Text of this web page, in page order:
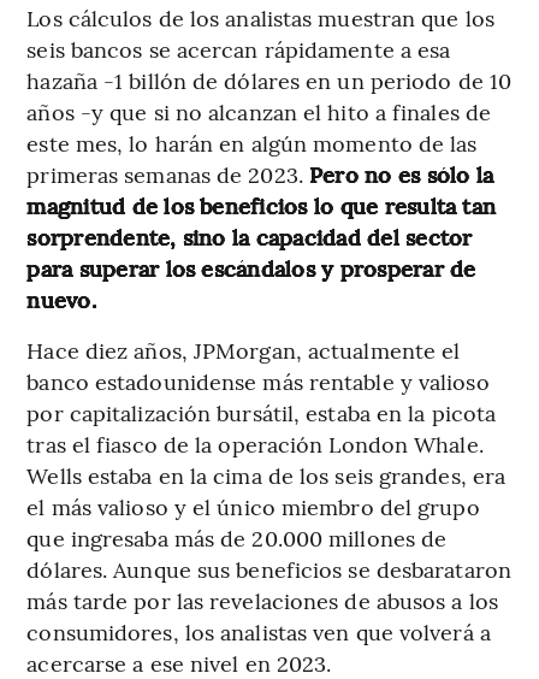
Los cálculos de los analistas muestran que los
seis bancos se acercan rápidamente a esa
hazaña -1 billón de dólares en un periodo de 10
años -y que si no alcanzan el hito a finales de
este mes, lo harán en algún momento de las
primeras semanas de 2023. Pero no es sólo la
magnitud de los beneficios lo que resulta tan
sorprendente, sino la capacidad del sector
para superar los escándalos y prosperar de
nuevo.
Hace diez años, JPMorgan, actualmente el
banco estadounidense más rentable y valioso
por capitalización bursátil, estaba en la picota
tras el fiasco de la operación London Whale.
Wells estaba en la cima de los seis grandes, era
el más valioso y el único miembro del grupo
que ingresaba más de 20.000 millones de
dólares. Aunque sus beneficios se desbarataron
más tarde por las revelaciones de abusos a los
consumidores, los analistas ven que volverá a
acercarse a ese nivel en 2023.